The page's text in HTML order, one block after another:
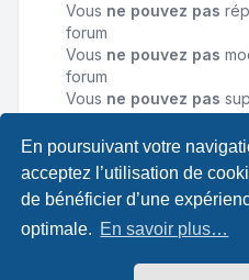
En poursuivant votre
acceptez l’utilisation de
de bénéficier d’une
optimale. En savoir plus…
Vous ne pouvez pas
forum
Vous ne pouvez pas
forum
Vous ne pouvez pas
Développé parphpBB®
Leenoz